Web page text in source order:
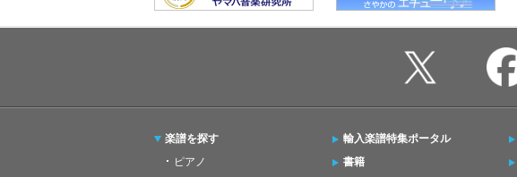
楽譜を探す
ピアノ
輸入楽譜特集ポータル
書籍